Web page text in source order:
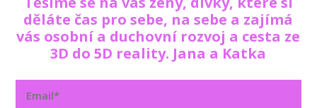
děláte čas pro sebe, na sebe a zajímá
vás osobní a duchovní rozvoj a cesta ze
3D do 5D reality. Jana a Katka